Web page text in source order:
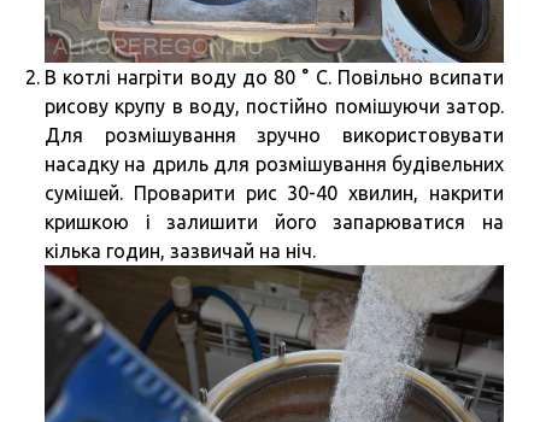
В котлі нагріти воду до 80 ° С. Повільно всипати
рисову крупу в воду, постійно помішуючи затор.
Для розмішування зручно використовувати
насадку на дриль для розмішування будівельних
сумішей. Проварити рис 30-40 хвилин, накрити
кришкою і залишити його запарюватися на
кілька годин, зазвичай на ніч.